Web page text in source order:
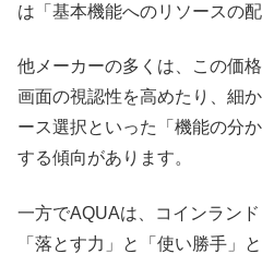
は「基本機能へのリソースの
他メーカーの多くは、この価
画面の視認性を高めたり、細
ース選択といった「機能の分
する傾向があります。
一方でAQUAは、コインラン
「落とす力」と「使い勝手」